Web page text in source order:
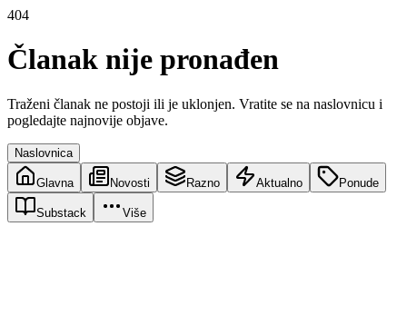
404
Članak nije pronađen
Traženi članak ne postoji ili je uklonjen. Vratite se na naslovnicu i
pogledajte najnovije objave.
Naslovnica
Glavna Novosti Razno Aktualno Ponude
Substack Više